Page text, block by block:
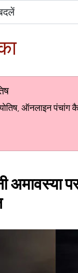
ऑनलाइन पंचांग
अमावस्या